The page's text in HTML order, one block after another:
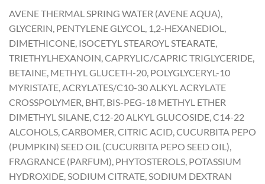
AVENE THERMAL SPRING WATER (AVENE AQUA),
GLYCERIN, PENTYLENE GLYCOL, 1,2-HEXANEDIOL,
DIMETHICONE, ISOCETYL STEAROYL STEARATE,
TRIETHYLHEXANOIN, CAPRYLIC/CAPRIC TRIGLYCERIDE,
BETAINE, METHYL GLUCETH-20, POLYGLYCERYL-10
MYRISTATE, ACRYLATES/C10-30 ALKYL ACRYLATE
CROSSPOLYMER, BHT, BIS-PEG-18 METHYL ETHER
DIMETHYL SILANE, C12-20 ALKYL GLUCOSIDE, C14-22
ALCOHOLS, CARBOMER, CITRIC ACID, CUCURBITA PEPO
(PUMPKIN) SEED OIL (CUCURBITA PEPO SEED OIL),
FRAGRANCE (PARFUM), PHYTOSTEROLS, POTASSIUM
HYDROXIDE, SODIUM CITRATE, SODIUM DEXTRAN